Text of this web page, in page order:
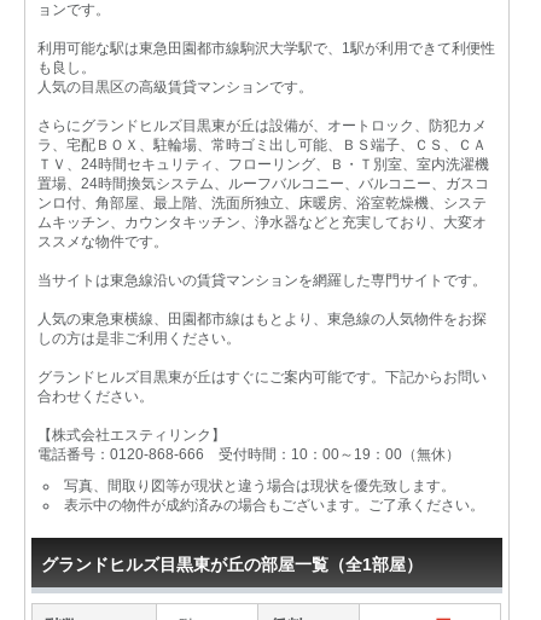
ョンです。
利用可能な駅は東急田園都市線駒沢大学駅で、1駅が利用できて利便性
も良し。
人気の目黒区の高級賃貸マンションです。
さらにグランドヒルズ目黒東が丘は設備が、オートロック、防犯カメ
ラ、宅配ＢＯＸ、駐輪場、常時ゴミ出し可能、ＢＳ端子、ＣＳ、ＣＡ
ＴＶ、24時間セキュリティ、フローリング、Ｂ・Ｔ別室、室内洗濯機
置場、24時間換気システム、ルーフバルコニー、バルコニー、ガスコ
ンロ付、角部屋、最上階、洗面所独立、床暖房、浴室乾燥機、システ
ムキッチン、カウンタキッチン、浄水器などと充実しており、大変オ
ススメな物件です。
当サイトは東急線沿いの賃貸マンションを網羅した専門サイトです。
人気の東急東横線、田園都市線はもとより、東急線の人気物件をお探
しの方は是非ご利用ください。
グランドヒルズ目黒東が丘はすぐにご案内可能です。下記からお問い
合わせください。
【株式会社エスティリンク】
電話番号：0120-868-666 受付時間：10：00～19：00（無休）
写真、間取り図等が現状と違う場合は現状を優先致します。
表示中の物件が成約済みの場合もございます。ご了承ください。
グランドヒルズ目黒東が丘の部屋一覧（全1部屋）